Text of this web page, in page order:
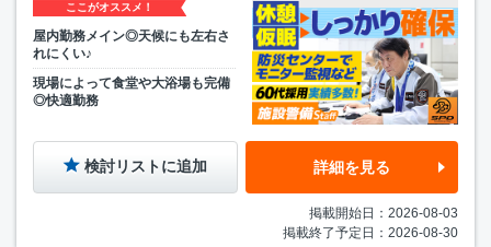
ここがオススメ！
屋内勤務メイン◎天候にも左右さ
れにくい♪
現場によって食堂や大浴場も完備
◎快適勤務
検討リストに追加 詳細を見る
掲載開始日：2026-08-03
掲載終了予定日：2026-08-30